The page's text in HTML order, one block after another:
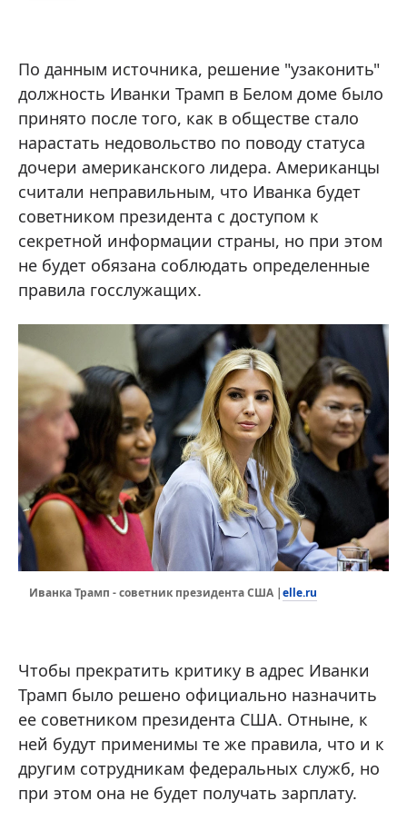
По данным источника, решение "узаконить"
должность Иванки Трамп в Белом доме было
принято после того, как в обществе стало
нарастать недовольство по поводу статуса
дочери американского лидера. Американцы
считали неправильным, что Иванка будет
советником президента с доступом к
секретной информации страны, но при этом
не будет обязана соблюдать определенные
правила госслужащих.
Иванка Трамп - советник президента США |elle.ru
Чтобы прекратить критику в адрес Иванки
Трамп было решено официально назначить
ее советником президента США. Отныне, к
ней будут применимы те же правила, что и к
другим сотрудникам федеральных служб, но
при этом она не будет получать зарплату.